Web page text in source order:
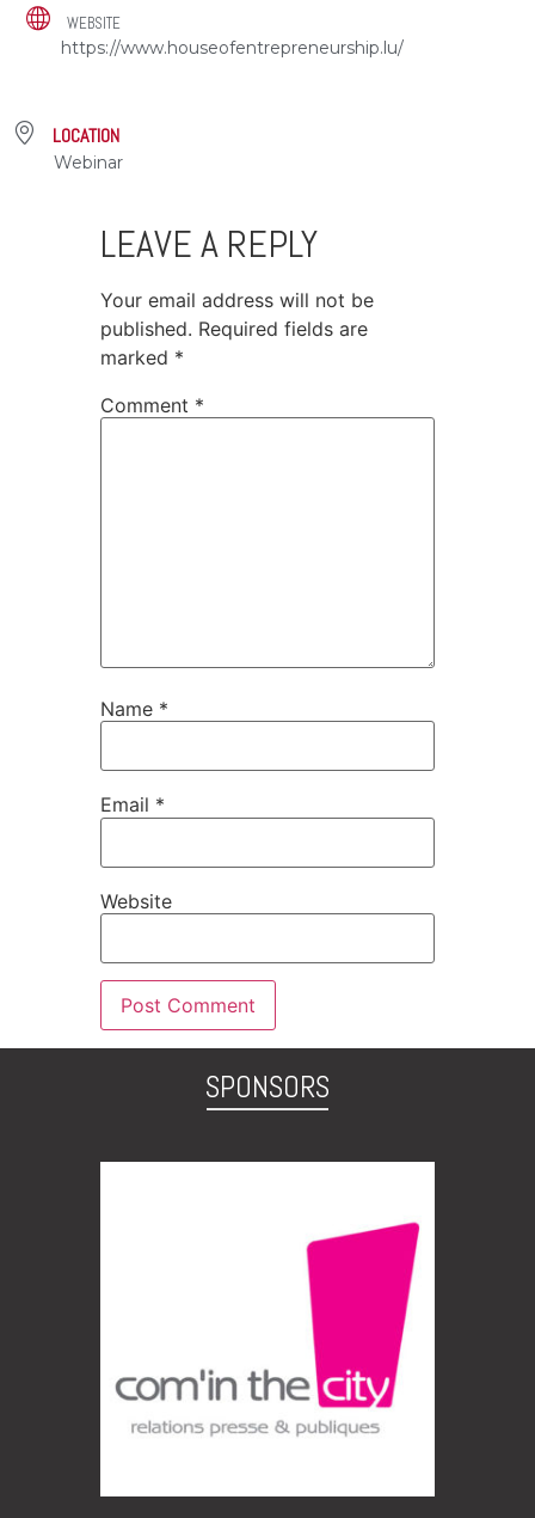
WEBSITE
https://www.houseofentrepreneurship.lu/
LOCATION
Webinar
LEAVE A REPLY
Your email address will not be
published. Required fields are
marked *
Comment *
Name *
Email *
Website
SPONSORS